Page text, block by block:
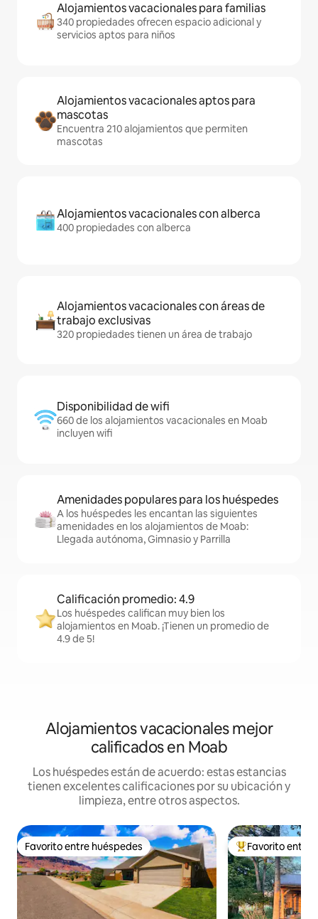
Alojamientos vacacionales para familias
340 propiedades ofrecen espacio adicional y
servicios aptos para niños
Alojamientos vacacionales aptos para
mascotas
Encuentra 210 alojamientos que permiten
mascotas
Alojamientos vacacionales con alberca
400 propiedades con alberca
Alojamientos vacacionales con áreas de
trabajo exclusivas
320 propiedades tienen un área de trabajo
Disponibilidad de wifi
660 de los alojamientos vacacionales en Moab
incluyen wifi
Amenidades populares para los huéspedes
A los huéspedes les encantan las siguientes
amenidades en los alojamientos de Moab:
Llegada autónoma, Gimnasio y Parrilla
Calificación promedio: 4.9
Los huéspedes califican muy bien los
alojamientos en Moab. ¡Tienen un promedio de
4.9 de 5!
Alojamientos vacacionales mejor
calificados en Moab
Los huéspedes están de acuerdo: estas estancias
tienen excelentes calificaciones por su ubicación y
limpieza, entre otros aspectos.
Favorito entre huéspedes
Favorito entre huéspedes De los mejores
Favorito entre